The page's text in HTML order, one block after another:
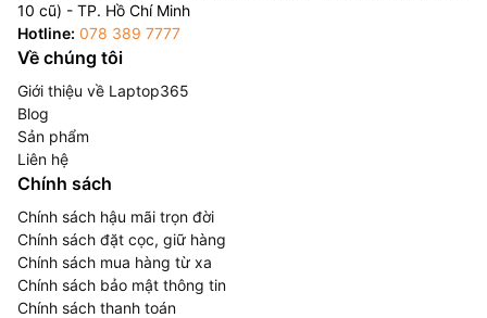
10 cũ) - TP. Hồ Chí Minh
Hotline: 078 389 7777
Về chúng tôi
Giới thiệu về Laptop365
Blog
Sản phẩm
Liên hệ
Chính sách
Chính sách hậu mãi trọn đời
Chính sách đặt cọc, giữ hàng
Chính sách mua hàng từ xa
Chính sách bảo mật thông tin
Chính sách thanh toán